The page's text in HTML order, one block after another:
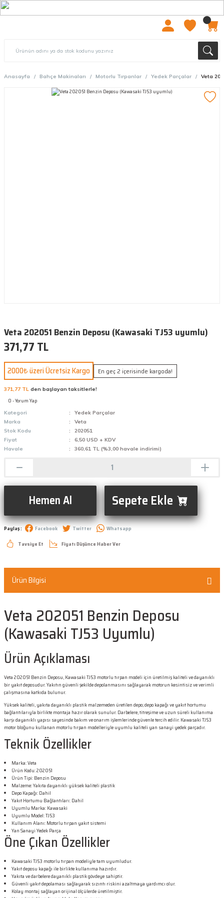
Anasayfa Bahçe Makinaları Motorlu Tırpanlar Yedek Parçalar Veta
Veta 202051 Benzin Deposu (Kawasaki TJ53 uyumlu)
371,77 TL
2000₺ üzeri Ücretsiz Kargo En geç 2 içerisinde kargoda!
371,77 TL den başlayan taksitlerle!
0 - Yorum Yap
Kategori
Yedek Parçalar
Marka
Veta
Stok Kodu
202051
Fiyat
6,50 USD + KDV
Havale
360,61 TL (%3,00 havale indirimi)
Hemen Al Sepete Ekle
Paylaş : Facebook Twitter
Whatsapp
Tavsiye Et
Fiyatı Düşünce Haber Ver
Ürün Bilgisi
Veta 202051 Benzin Deposu
(Kawasaki TJ53 Uyumlu)
Ürün Açıklaması
Veta 202051 Benzin Deposu, Kawasaki TJ53 motorlu tırpan modeli için üretilmiş kaliteli ve dayanıklı
bir yakıt deposudur. Yakıtın güvenli şekilde depolanmasını sağlayarak motorun kesintisiz ve verimli
çalışmasına katkıda bulunur.
Yüksek kaliteli, yakıta dayanıklı plastik malzemeden üretilen depo; depo kapağı ve yakıt hortumu
bağlantılarıyla birlikte montaja hazır olarak sunulur. Darbelere, titreşime ve uzun süreli kullanıma
karşı dayanıklı yapısı sayesinde bakım ve onarım işlemlerinde güvenle tercih edilir. Kawasaki TJ53
motor bloğunu kullanan motorlu tırpan modelleriyle uyumlu kaliteli yan sanayi yedek parçadır.
Teknik Özellikler
Marka: Veta
Ürün Kodu: 202051
Ürün Tipi: Benzin Deposu
Malzeme: Yakıta dayanıklı yüksek kaliteli plastik
Depo Kapağı: Dahil
Yakıt Hortumu Bağlantıları: Dahil
Uyumlu Marka: Kawasaki
Uyumlu Model: TJ53
Kullanım Alanı: Motorlu tırpan yakıt sistemi
Yan Sanayi Yedek Parça
Öne Çıkan Özellikler
Kawasaki TJ53 motorlu tırpan modeliyle tam uyumludur.
Yakıt deposu kapağı ile birlikte kullanıma hazırdır.
Yakıta ve darbelere dayanıklı plastik gövdeye sahiptir.
Güvenli yakıt depolaması sağlayarak sızıntı riskini azaltmaya yardımcı olur.
Kolay montaj sağlayan orijinal ölçülerde üretilmiştir.